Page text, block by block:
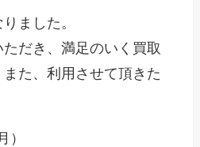
ました。
だき、満足のいく買取
た、利用させて頂きた
）